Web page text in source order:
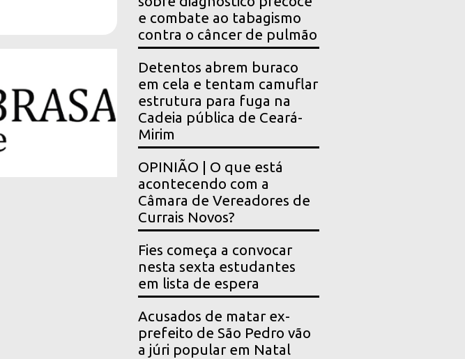
e combate ao tabagismo
contra o câncer de pulmão
Detentos abrem buraco
em cela e tentam camuflar
estrutura para fuga na
Cadeia pública de Ceará-
Mirim
OPINIÃO | O que está
acontecendo com a
Câmara de Vereadores de
Currais Novos?
Fies começa a convocar
nesta sexta estudantes
em lista de espera
Acusados de matar ex-
prefeito de São Pedro vão
a júri popular em Natal